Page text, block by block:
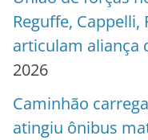
Reguffe,
articulam aliança
2026
Caminhão
atingiu ônibus